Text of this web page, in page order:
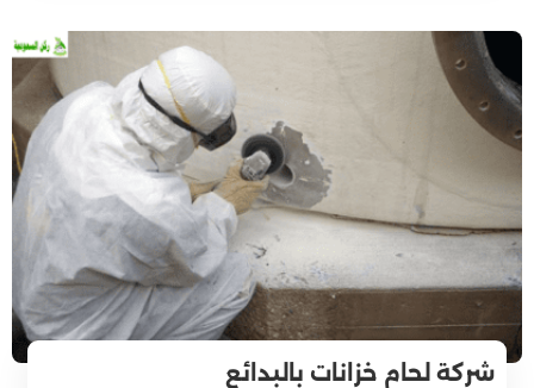
شركة لحام خزانات بالبدائع